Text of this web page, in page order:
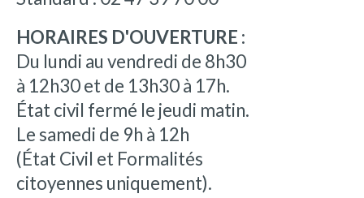
HORAIRES D'OUVERTURE :
Du lundi au vendredi de 8h30
à 12h30 et de 13h30 à 17h.
État civil fermé le jeudi matin.
Le samedi de 9h à 12h
(État Civil et Formalités
citoyennes uniquement).